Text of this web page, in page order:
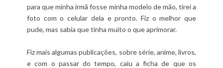
para que minha irmã fosse minha modelo de mão, tirei a
foto com o celular dela e pronto. Fiz o melhor que
pude, mas sabia que tinha muito o que aprimorar.
Fiz mais algumas publicações, sobre série, anime, livros,
e com o passar do tempo, caiu a ficha de que os